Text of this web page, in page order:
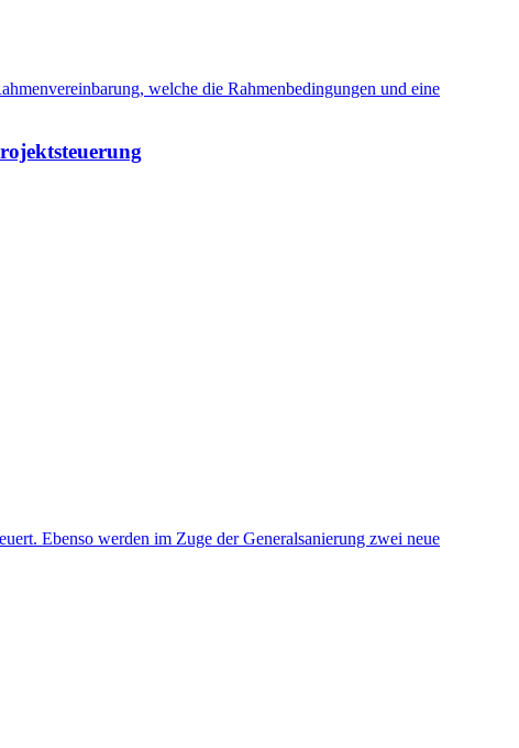
welche die Rahmenbedingungen und eine
Ebenso werden im Zuge der Generalsanierung zwei neue